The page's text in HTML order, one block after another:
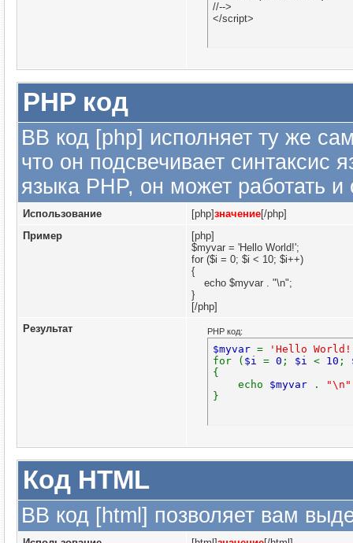
//-->
</script>
PHP код
BB код [php] исполняет ту же
что он подсвечивает синтаксис
языка PHP, он может работать
Использование [php]значение[/php]
Пример
[php]
$myvar = 'Hello World!';
for ($i = 0; $i < 10; $i++)
{
echo $myvar . "\n";
}
[/php]
Результат
PHP код:
$myvar =
'Hello
for ( $i = 0 ; $i < 10 ;
{
echo $myvar . "\n"
}
Код HTML
BB код [html] позволяет вам